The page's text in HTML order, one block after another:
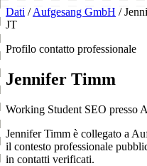
Dati / Aufgesang GmbH /
JT
Profilo contatto professionale
Jennifer Timm
Working Student SEO presso
Jennifer Timm è collegato a
il contesto professionale
in contatti verificati.